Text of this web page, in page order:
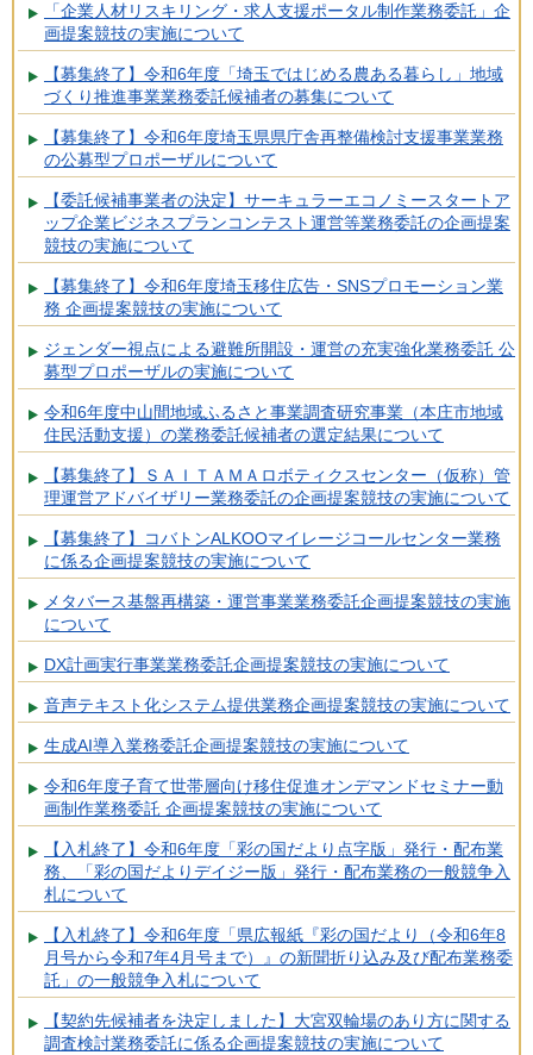
「企業人材リスキリング・求人支援ポータル制作業務委託」企
画提案競技の実施について
【募集終了】令和6年度「埼玉ではじめる農ある暮らし」地域
づくり推進事業業務委託候補者の募集について
【募集終了】令和6年度埼玉県県庁舎再整備検討支援事業業務
の公募型プロポーザルについて
【委託候補事業者の決定】サーキュラーエコノミースタートア
ップ企業ビジネスプランコンテスト運営等業務委託の企画提案
競技の実施について
【募集終了】令和6年度埼玉移住広告・SNSプロモーション業
務 企画提案競技の実施について
ジェンダー視点による避難所開設・運営の充実強化業務委託 公
募型プロポーザルの実施について
令和6年度中山間地域ふるさと事業調査研究事業（本庄市地域
住民活動支援）の業務委託候補者の選定結果について
【募集終了】ＳＡＩＴＡＭＡロボティクスセンター（仮称）管
理運営アドバイザリー業務委託の企画提案競技の実施について
【募集終了】コバトンALKOOマイレージコールセンター業務
に係る企画提案競技の実施について
メタバース基盤再構築・運営事業業務委託企画提案競技の実施
について
DX計画実行事業業務委託企画提案競技の実施について
音声テキスト化システム提供業務企画提案競技の実施について
生成AI導入業務委託企画提案競技の実施について
令和6年度子育て世帯層向け移住促進オンデマンドセミナー動
画制作業務委託 企画提案競技の実施について
【入札終了】令和6年度「彩の国だより点字版」発行・配布業
務、「彩の国だよりデイジー版」発行・配布業務の一般競争入
札について
【入札終了】令和6年度「県広報紙『彩の国だより（令和6年8
月号から令和7年4月号まで）』の新聞折り込み及び配布業務委
託」の一般競争入札について
【契約先候補者を決定しました】大宮双輪場のあり方に関する
調査検討業務委託に係る企画提案競技の実施について